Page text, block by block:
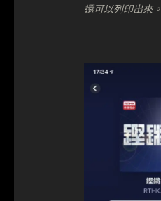
還可以列印出來。